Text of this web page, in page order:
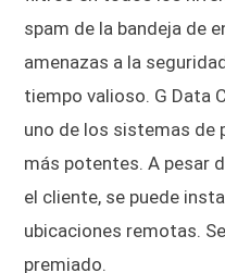
spam de la bandeja de
amenazas a la
tiempo valioso. G Data
uno de los sistemas
más potentes. A pesar
el cliente, se puede
ubicaciones remotas.
premiado.